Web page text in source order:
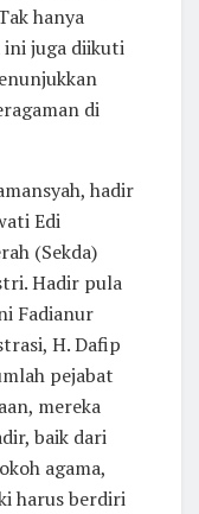
hanya
ini juga diikuti
di
hadir
Edi
(Sekda)
Hadir pula
Fadianur
H. Dafip
pejabat
mereka
baik dari
agama,
harus berdiri